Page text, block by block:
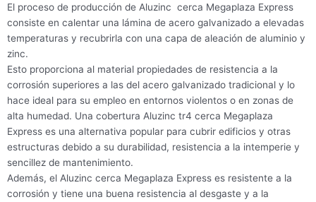
El proceso de producción de Aluzinc cerca Megaplaza Express
consiste en calentar una lámina de acero galvanizado a elevadas
temperaturas y recubrirla con una capa de aleación de aluminio y
zinc.
Esto proporciona al material propiedades de resistencia a la
corrosión superiores a las del acero galvanizado tradicional y lo
hace ideal para su empleo en entornos violentos o en zonas de
alta humedad. Una cobertura Aluzinc tr4 cerca Megaplaza
Express es una alternativa popular para cubrir edificios y otras
estructuras debido a su durabilidad, resistencia a la intemperie y
sencillez de mantenimiento.
Además, el Aluzinc cerca Megaplaza Express es resistente a la
corrosión y tiene una buena resistencia al desgaste y a la